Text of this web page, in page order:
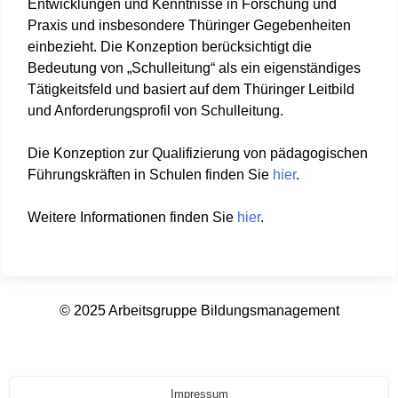
Entwicklungen und Kenntnisse in Forschung und
Praxis und insbesondere Thüringer Gegebenheiten
einbezieht. Die Konzeption berücksichtigt die
Bedeutung von „Schulleitung“ als ein eigenständiges
Tätigkeitsfeld und basiert auf dem Thüringer Leitbild
und Anforderungsprofil von Schulleitung.
Die Konzeption zur Qualifizierung von pädagogischen
Führungskräften in Schulen finden Sie hier.
Weitere Informationen finden Sie hier.
© 2025 Arbeitsgruppe Bildungsmanagement
Impressum